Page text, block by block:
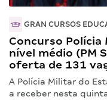
GRAN CURSOS
Concurso Polícia
nível médio (PM
oferta de 131
A Polícia Militar do
a receber nesta